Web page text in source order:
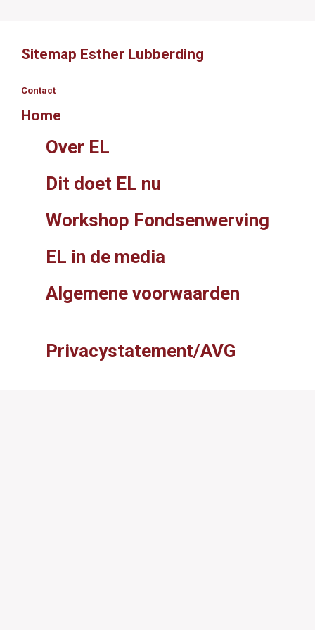
Sitemap Esther Lubberding
Contact
Home
Over EL
Dit doet EL nu
Workshop Fondsenwerving
EL in de media
Algemene voorwaarden
Privacystatement/AVG